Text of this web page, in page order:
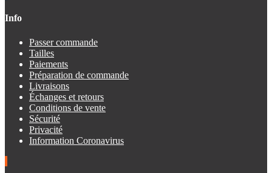
Info
Passer commande
Tailles
Paiements
Préparation de commande
Livraisons
Échanges et retours
Conditions de vente
Sécurité
Privacité
Information Coronavirus